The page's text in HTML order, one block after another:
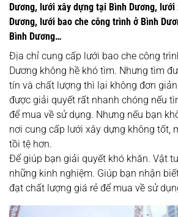
Dương, lưới xây dựng tại Bình Dương, lưới
Dương, lưới bao che công trình ở Bình
Bình Dương…
Địa chỉ cung cấp lưới bao che công
Dương không hề khó tìm. Nhưng tìm
tín và chất lượng thì lại không đơn
được giải quyết rất nhanh chóng nếu
để mua về sử dụng. Nhưng nếu bạn
nơi cung cấp lưới xây dựng không tốt,
tồi tệ hơn.
Để giúp bạn giải quyết khó khăn. Vật
những kinh nghiệm. Giúp bạn nhận
đạt chất lượng giá rẻ để mua về sử